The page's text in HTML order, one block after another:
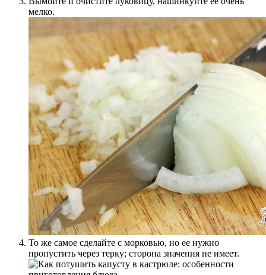
мелко.
То же самое сделайте с морковью, но ее нужно
пропустить через терку; сторона значения не имеет.